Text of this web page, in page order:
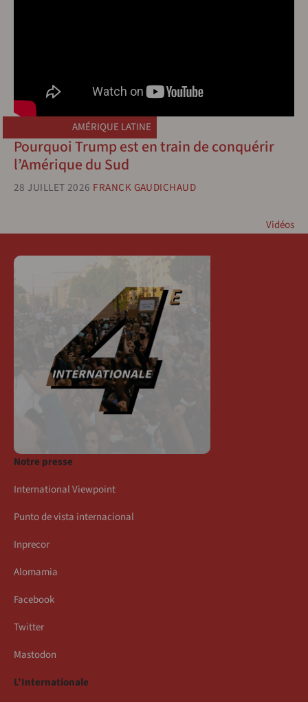
AMÉRIQUE LATINE
Pourquoi Trump est en train de conquérir
l’Amérique du Sud
28 JUILLET 2026 FRANCK GAUDICHAUD
Vidéos
Notre presse
International Viewpoint
Punto de vista internacional
Inprecor
Alomamia
Facebook
Twitter
Mastodon
L’Internationale